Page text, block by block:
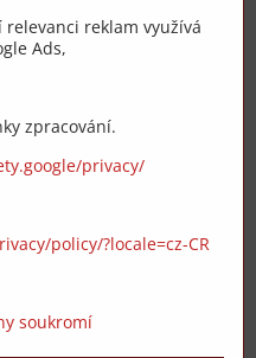
relevanci reklam využívá
Ads,
zpracování.
privacy/
policy/?locale=cz-CR
soukromí